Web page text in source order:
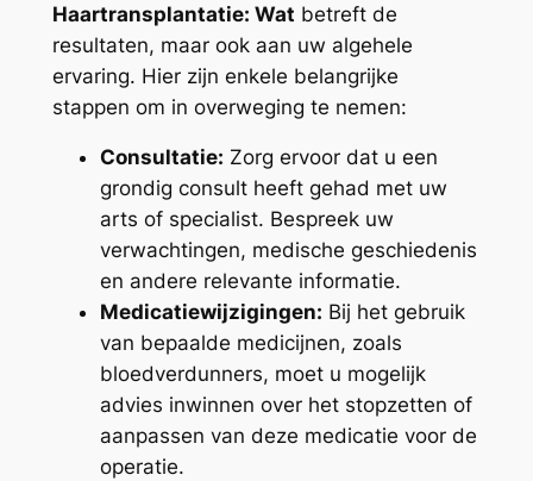
Haartransplantatie: Wat betreft de
resultaten, maar ook aan uw algehele
ervaring. Hier zijn enkele belangrijke
stappen om in overweging te nemen:
Consultatie: Zorg ervoor dat u een
grondig consult heeft gehad met uw
arts of specialist. Bespreek uw
verwachtingen, medische geschiedenis
en andere relevante informatie.
Medicatiewijzigingen: Bij het gebruik
van bepaalde medicijnen, zoals
bloedverdunners, moet u mogelijk
advies inwinnen over het stopzetten of
aanpassen van deze medicatie voor de
operatie.